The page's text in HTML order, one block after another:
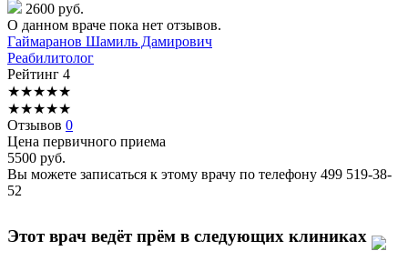
2600 руб.
О данном враче пока нет отзывов.
Гаймаранов Шамиль Дамирович
Реабилитолог
Рейтинг 4
★★★★★
★★★★★
Отзывов 0
Цена первичного приема
5500 руб.
Вы можете записаться к этому врачу по телефону 499 519-38-
52
Этот врач ведёт прём в следующих клиниках